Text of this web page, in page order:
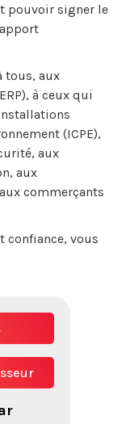
pouvoir signer le
tous, aux
à ceux qui
(ICPE),
aux
aux
commerçants
confiance, vous